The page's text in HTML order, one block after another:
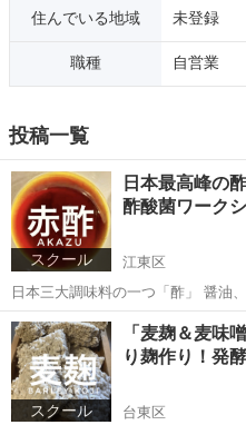
住んでいる地域 未登録
職種 自営業
投稿一覧
スクール
日本最高峰の
酢酸菌ワーク
江東区
日本三大調味料の一つ「酢」 醤油、味噌、酢と日本食には欠かせない
調味料。 その中でも最高峰の酢「赤酢」 高級寿司屋さんなどで有名に
なった赤酢は江戸時代から続く伝統的な国
物酢、...
東京 江東区 生活知識
スクール
「麦麹＆麦味
り麹作り！発
台東区